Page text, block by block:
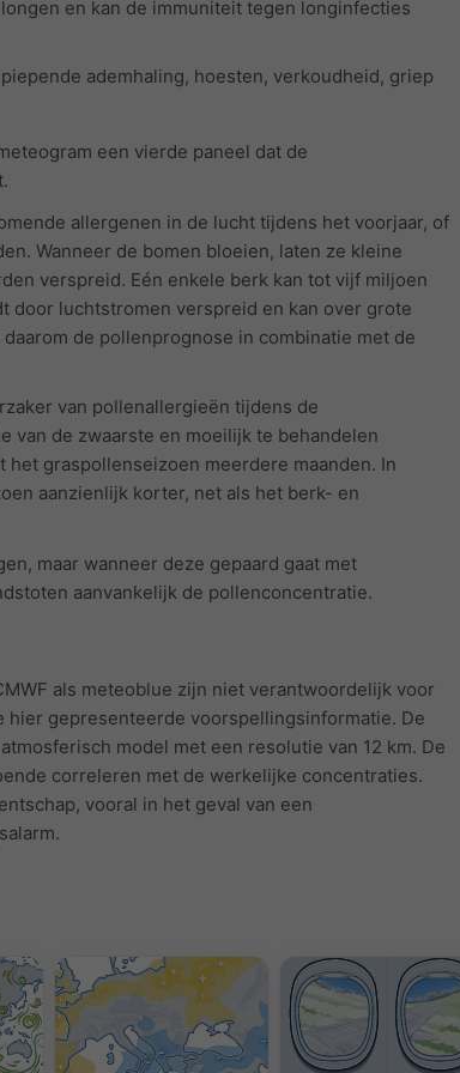
en kan de immuniteit tegen longinfecties
ademhaling, hoesten, verkoudheid, griep
een vierde paneel dat de
allergenen in de lucht tijdens het voorjaar, of
Wanneer de bomen bloeien, laten ze kleine
verspreid. Eén enkele berk kan tot vijf miljoen
door luchtstromen verspreid en kan over grote
de pollenprognose in combinatie met de
van pollenallergieën tijdens de
van de zwaarste en moeilijk te behandelen
graspollenseizoen meerdere maanden. In
aanzienlijk korter, net als het berk- en
maar wanneer deze gepaard gaat met
aanvankelijk de pollenconcentratie.
als meteoblue zijn niet verantwoordelijk voor
hier gepresenteerde voorspellingsinformatie. De
model met een resolutie van 12 km. De
correleren met de werkelijke concentraties.
vooral in het geval van een